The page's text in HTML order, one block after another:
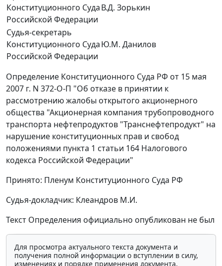
Конституционного Суда
Российской Федерации
В.Д. Зорькин
Судья-секретарь
Конституционного Суда
Российской Федерации
Ю.М. Данилов
Определение Конституционного Суда РФ от 15 мая
2007 г. N 372-О-П "Об отказе в принятии к
рассмотрению жалобы открытого акционерного
общества "Акционерная компания трубопроводного
транспорта нефтепродуктов "Транснефтепродукт" на
нарушение конституционных прав и свобод
положениями пункта 1 статьи 164 Налогового
кодекса Российской Федерации"
Принято: Пленум Конституционного Суда РФ
Судья-докладчик: Клеандров М.И.
Текст Определения официально опубликован не был
Для просмотра актуального текста документа и
получения полной информации о вступлении в силу,
изменениях и порядке применения документа,